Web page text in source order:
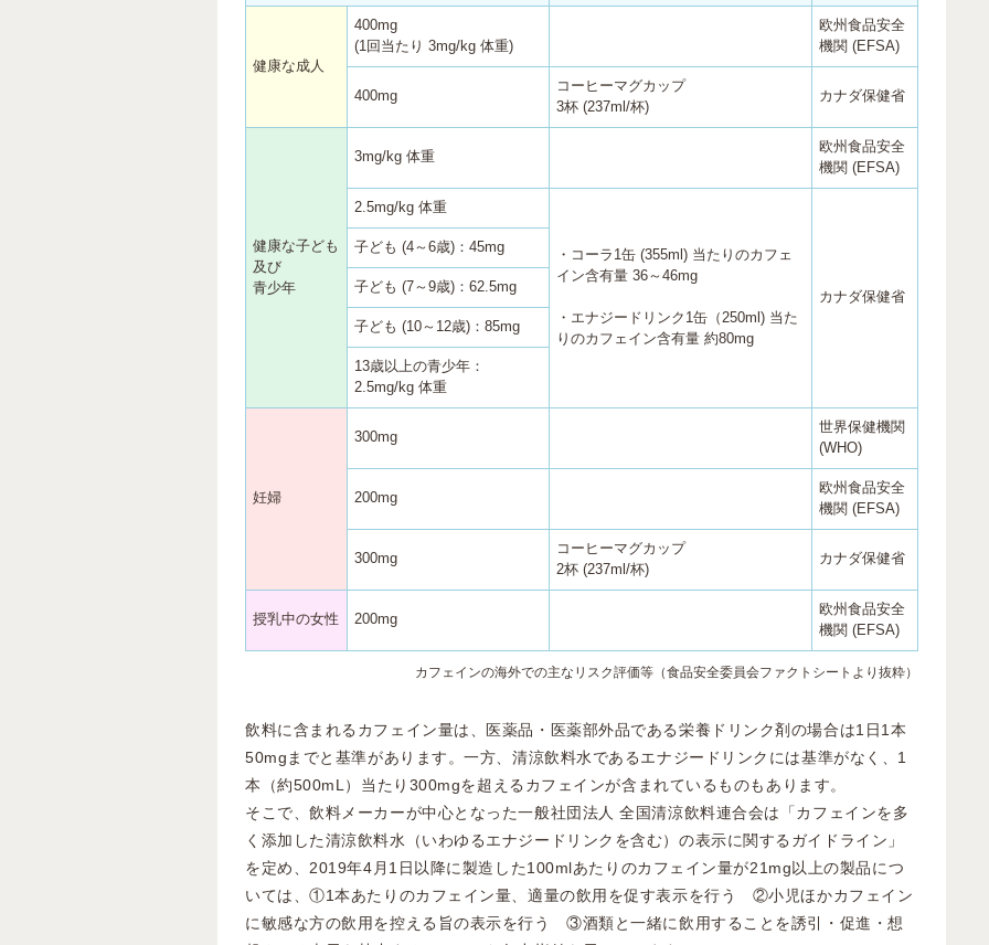
健康な成人
400mg
(1回当たり 3mg/kg 体重)
欧州食品安全
機関 (EFSA)
400mg
コーヒーマグカップ
3杯 (237ml/杯)
カナダ保健省
健康な子ども
及び
青少年
3mg/kg 体重
欧州食品安全
機関 (EFSA)
2.5mg/kg 体重
・コーラ1缶 (355ml) 当たりのカフェ
イン含有量 36～46mg
・エナジードリンク1缶（250ml) 当た
りのカフェイン含有量 約80mg
カナダ保健省
子ども (4～6歳)：45mg
子ども (7～9歳)：62.5mg
子ども (10～12歳)：85mg
13歳以上の青少年：
2.5mg/kg 体重
妊婦
300mg
世界保健機関
(WHO)
200mg
欧州食品安全
機関 (EFSA)
300mg
コーヒーマグカップ
2杯 (237ml/杯)
カナダ保健省
授乳中の女性 200mg
欧州食品安全
機関 (EFSA)
カフェインの海外での主なリスク評価等（食品安全委員会ファクトシートより抜粋）
飲料に含まれるカフェイン量は、医薬品・医薬部外品である栄養ドリンク剤の場合は1日1本
50mgまでと基準があります。一方、清涼飲料水であるエナジードリンクには基準がなく、1
本（約500mL）当たり300mgを超えるカフェインが含まれているものもあります。
そこで、飲料メーカーが中心となった一般社団法人 全国清涼飲料連合会は「カフェインを多
く添加した清涼飲料水（いわゆるエナジードリンクを含む）の表示に関するガイドライン」
を定め、2019年4月1日以降に製造した100mlあたりのカフェイン量が21mg以上の製品につ
いては、①1本あたりのカフェイン量、適量の飲用を促す表示を行う ②小児ほかカフェイン
に敏感な方の飲用を控える旨の表示を行う ③酒類と一緒に飲用することを誘引・促進・想